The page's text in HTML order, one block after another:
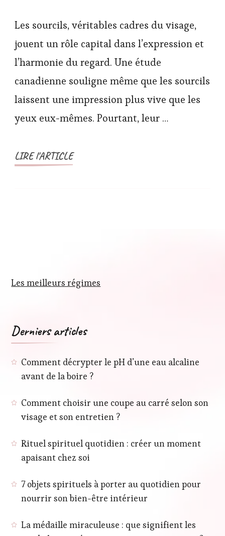
Les sourcils, véritables cadres du visage,
jouent un rôle capital dans l’expression et
l’harmonie du regard. Une étude
canadienne souligne même que les sourcils
laissent une impression plus vive que les
yeux eux-mêmes. Pourtant, leur …
LIRE l'ARTICLE
Les meilleurs régimes
Derniers articles
Comment décrypter le pH d’une eau alcaline
avant de la boire ?
Comment choisir une coupe au carré selon son
visage et son entretien ?
Rituel spirituel quotidien : créer un moment
apaisant chez soi
7 objets spirituels à porter au quotidien pour
nourrir son bien-être intérieur
La médaille miraculeuse : que signifient les